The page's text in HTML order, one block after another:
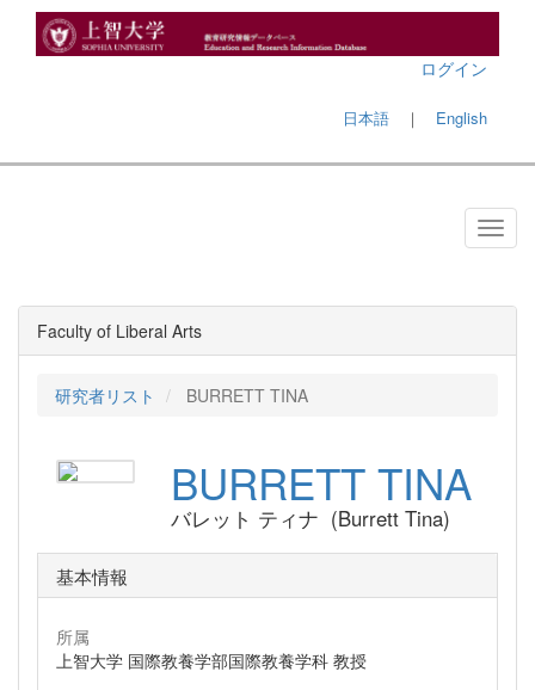
ログイン
日本語 ｜ English
Faculty of Liberal Arts
研究者リスト BURRETT TINA
BURRETT TINA
バレット ティナ (Burrett Tina)
基本情報
所属
上智大学 国際教養学部国際教養学科 教授